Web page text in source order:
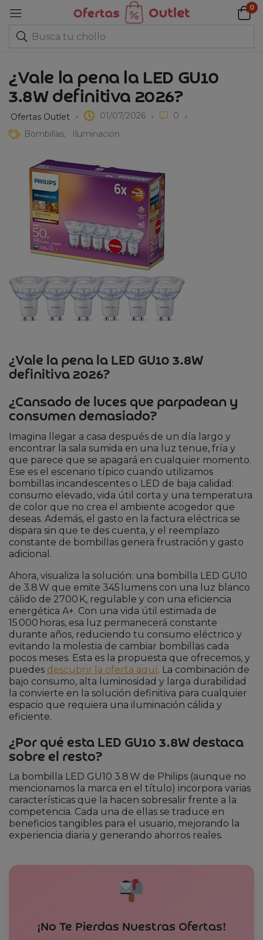
0
¿Vale la pena la LED GU10
3.8W definitiva 2026?
Ofertas Outlet 01/07/2026
0
Bombillas
Iluminación
¿Vale la pena la LED GU10 3.8W
definitiva 2026?
¿Cansado de luces que parpadean y
consumen demasiado?
Imagina llegar a casa después de un día largo y
encontrar la sala sumida en una luz tenue, fría y
que parece que se apagará en cualquier momento.
Ese es el escenario típico cuando utilizamos
bombillas incandescentes o LED de baja calidad:
consumo elevado, vida útil corta y una temperatura
de color que no crea el ambiente acogedor que
deseas. Además, el gasto en la factura eléctrica se
dispara sin que te des cuenta, y el reemplazo
constante de bombillas genera frustración y gasto
adicional.
Ahora, visualiza la solución: una bombilla LED GU10
de 3.8 W que emite 345 lumens con una luz blanco
cálido de 2700 K, regulable y con una eficiencia
energética A+. Con una vida útil estimada de
15 000 horas, esa luz permanecerá constante
durante años, reduciendo tu consumo eléctrico y
evitando la molestia de cambiar bombillas cada
pocos meses. Esta es la propuesta que ofrecemos, y
puedes descubrir la oferta aquí. La combinación de
bajo consumo, alta luminosidad y larga durabilidad
la convierte en la solución definitiva para cualquier
espacio que requiera una iluminación cálida y
eficiente.
¿Por qué esta LED GU10 3.8W destaca
sobre el resto?
La bombilla LED GU10 3.8 W de Philips (aunque no
mencionamos la marca en el título) incorpora varias
características que la hacen sobresalir frente a la
competencia. Cada una de ellas se traduce en
beneficios tangibles para el usuario, mejorando la
experiencia diaria y generando ahorros reales.
¡No Te Pierdas Nuestras Ofertas!